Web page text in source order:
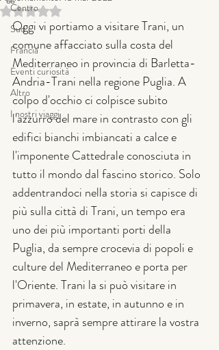
Centro
Sud
Francia
Eventi curiosità
Altro
I nostri viaggi
Valutazione NaN stelle su 5.
Oggi vi portiamo a visitare Trani, un
comune affacciato sulla costa del
Mediterraneo in provincia di Barletta-
Andria-Trani nella regione Puglia. A
colpo d'occhio ci colpisce subito
l'azzurro del mare in contrasto con gli
edifici bianchi imbiancati a calce e
l'imponente Cattedrale conosciuta in
tutto il mondo dal fascino storico. Solo
addentrandoci nella storia si capisce di
più sulla città di Trani, un tempo era
uno dei più importanti porti della
Puglia, da sempre crocevia di popoli e
culture del Mediterraneo e porta per
l'Oriente. Trani la si può visitare in
primavera, in estate, in autunno e in
inverno, saprà sempre attirare la vostra
attenzione.